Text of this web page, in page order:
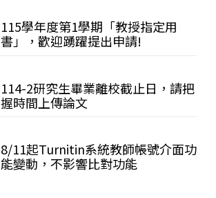
115學年度第1學期「教授指定用
書」，歡迎踴躍提出申請!
114-2研究生畢業離校截止日，請把
握時間上傳論文
8/11起Turnitin系統教師帳號介面功
能變動，不影響比對功能